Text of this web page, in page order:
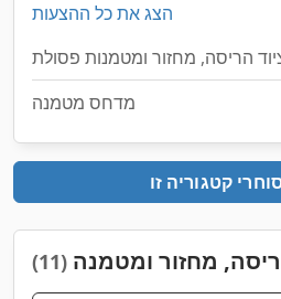
הצג את כל ההצעות
הריסה, מחזור ומטמנות פסולת
מדחס מטמנה
מחזור ומטמנה (11)